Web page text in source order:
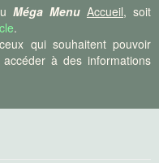
Méga Menu Accueil, soit
.
qui souhaitent pouvoir
à des informations